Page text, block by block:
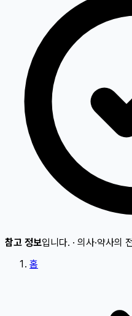
참고 정보입니다. · 의사·약사의
홈